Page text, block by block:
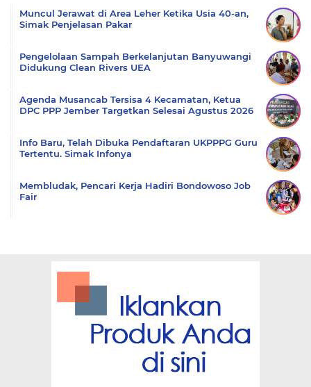
Muncul Jerawat di Area Leher Ketika Usia 40-an,
Simak Penjelasan Pakar
Pengelolaan Sampah Berkelanjutan Banyuwangi
Didukung Clean Rivers UEA
Agenda Musancab Tersisa 4 Kecamatan, Ketua
DPC PPP Jember Targetkan Selesai Agustus 2026
Info Baru, Telah Dibuka Pendaftaran UKPPPG Guru
Tertentu. Simak Infonya
Membludak, Pencari Kerja Hadiri Bondowoso Job
Fair